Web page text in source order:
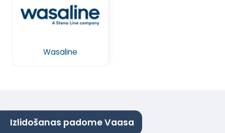
Wasaline
Izlidošanas padome Vaasa